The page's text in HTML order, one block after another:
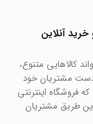
خرید آنلاین
کالاهایی متنوع،
دست مشتریان خود
فروشگاه اینترنتی
طریق مشتریان